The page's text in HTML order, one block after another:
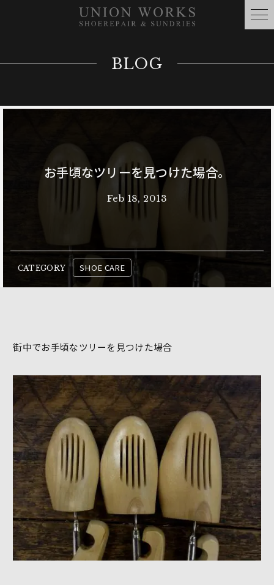
BLOG
お手頃なツリーを見つけた場合。
Feb 18, 2013
CATEGORY SHOE CARE
街中でお手頃なツリーを見つけた場合